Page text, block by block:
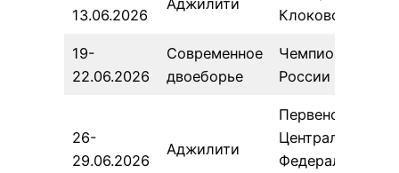
13.06.2026
Клоковой
19-
22.06.2026
Современное
двоеборье
Чемпионат
России
26-
29.06.2026
Аджилити
Первенство
Центрального
Федерального